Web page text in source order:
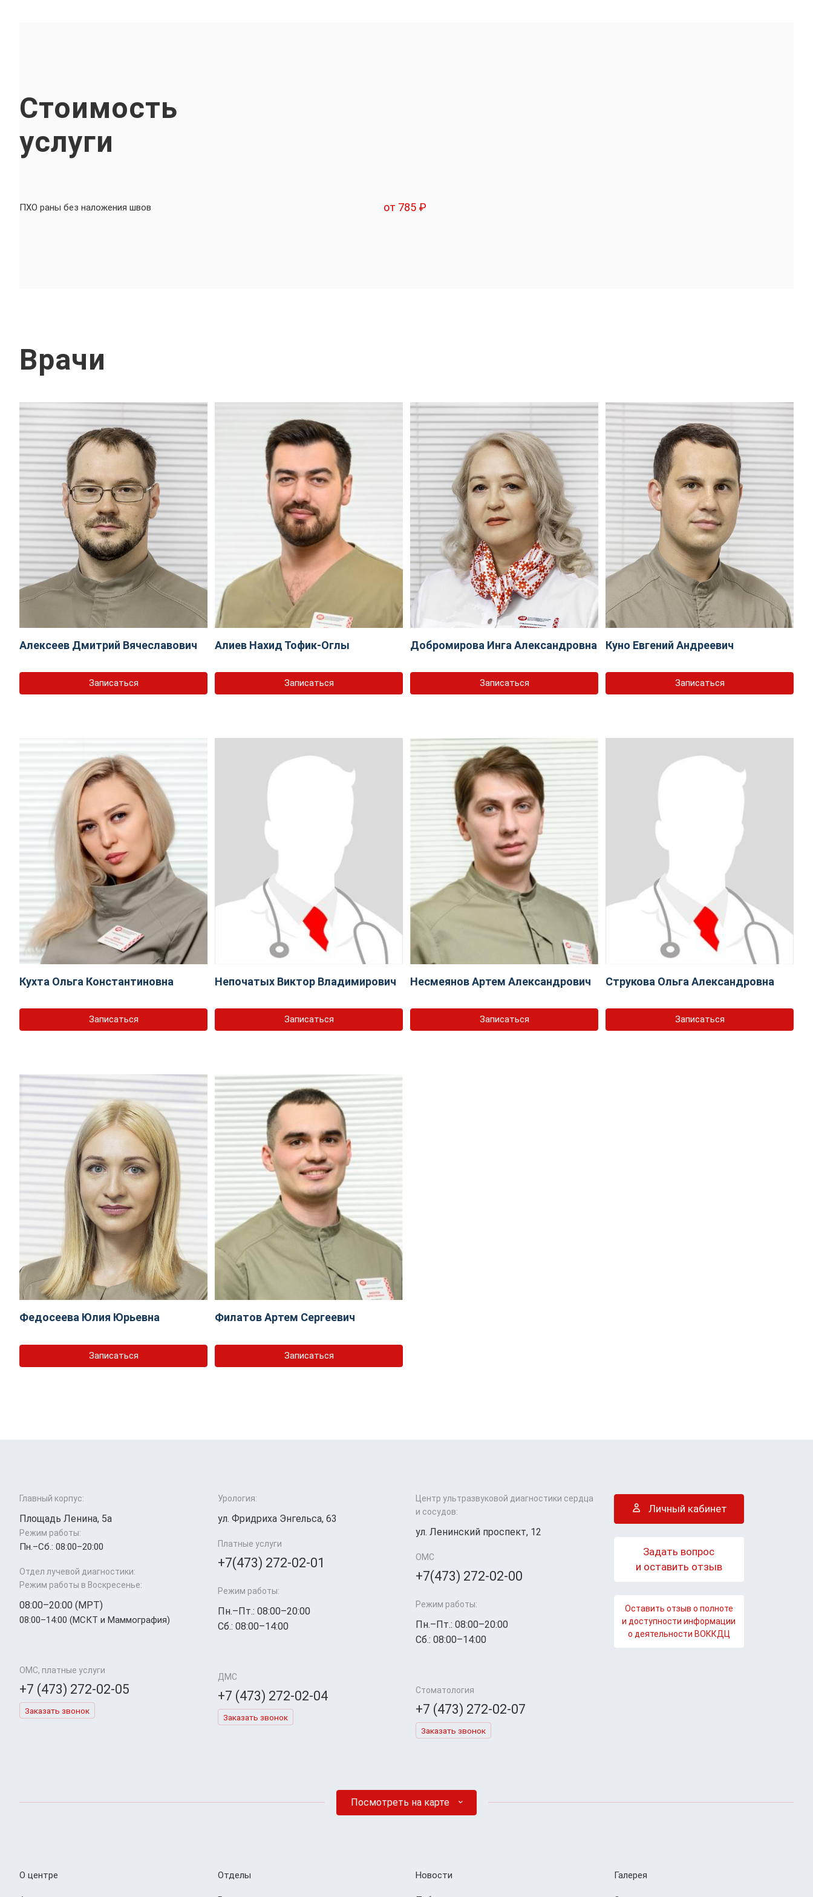
Стоимость
услуги
ПХО раны без наложения швов от 785 ₽
Врачи
Алексеев Дмитрий Вячеславович
Записаться
Алиев Нахид Тофик-Оглы
Записаться
Добромирова Инга Александровна
Записаться
Куно Евгений Андреевич
Записаться
Кухта Ольга Константиновна
Записаться
Непочатых Виктор Владимирович
Записаться
Несмеянов Артем Александрович
Записаться
Струкова Ольга Александровна
Записаться
Федосеева Юлия Юрьевна
Записаться
Филатов Артем Сергеевич
Записаться
Главный корпус:
Площадь Ленина, 5а
Режим работы:
Пн.–Cб.: 08:00–20:00
Отдел лучевой диагностики:
Режим работы в Воскресенье:
08:00–20:00 (МРТ)
08:00–14:00 (МСКТ и Маммография)
ОМС, платные услуги
+7 (473) 272-02-05
Заказать звонок
Урология:
ул. Фридриха Энгельса, 63
Платные услуги
+7(473) 272-02-01
Режим работы:
Пн.–Пт.: 08:00–20:00
Сб.: 08:00–14:00
ДМС
+7 (473) 272-02-04
Заказать звонок
Центр ультразвуковой диагностики сердца
и сосудов:
ул. Ленинский проспект, 12
ОМС
+7(473) 272-02-00
Режим работы:
Пн.–Пт.: 08:00–20:00
Сб.: 08:00–14:00
Стоматология
+7 (473) 272-02-07
Заказать звонок
Личный кабинет
Задать вопрос
и оставить отзыв
Оставить отзыв о полноте
и доступности информации
о деятельности ВОККДЦ
Посмотреть на карте
О центре Отделы Новости Галерея